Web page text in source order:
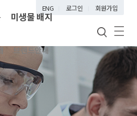
ENG 로그인 회원가입
미생물 배지
브랜드안내